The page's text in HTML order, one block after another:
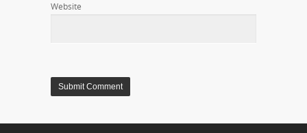
Website